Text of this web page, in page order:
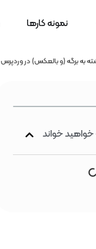
نمونه کارها
به برگه (و بالعکس) در وردپرس
خواند